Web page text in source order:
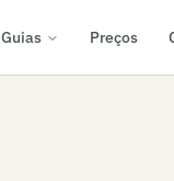
Guias Preços